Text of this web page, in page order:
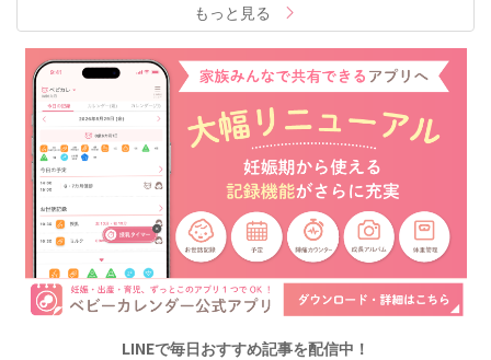
もっと見る
LINEで毎日おすすめ記事を配信中！